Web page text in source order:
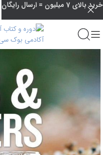
خرید بالای 7 میلیون = ارسال رایگان